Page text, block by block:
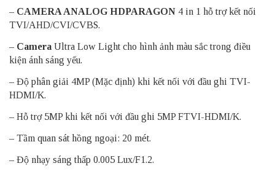
– CAMERA ANALOG HDPARAGON 4 in 1 hỗ trợ kết nối
TVI/AHD/CVI/CVBS.
– Camera Ultra Low Light cho hình ảnh màu sắc trong điều
kiện ánh sáng yếu.
– Độ phân giải 4MP (Mặc định) khi kết nối với đầu ghi TVI-
HDMI/K.
– Hỗ trợ 5MP khi kết nối với đầu ghi 5MP FTVI-HDMI/K.
– Tầm quan sát hồng ngoại: 20 mét.
– Độ nhạy sáng thấp 0.005 Lux/F1.2.